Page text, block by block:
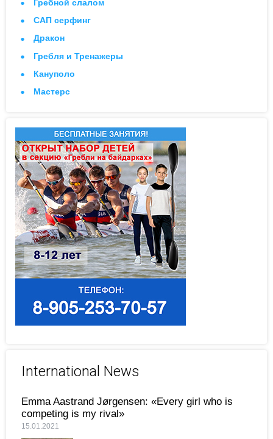
Гребной слалом
САП серфинг
Дракон
Гребля и Тренажеры
Кануполо
Мастерс
International News
Emma Aastrand Jørgensen: «Every girl who is
competing is my rival»
15.01.2021